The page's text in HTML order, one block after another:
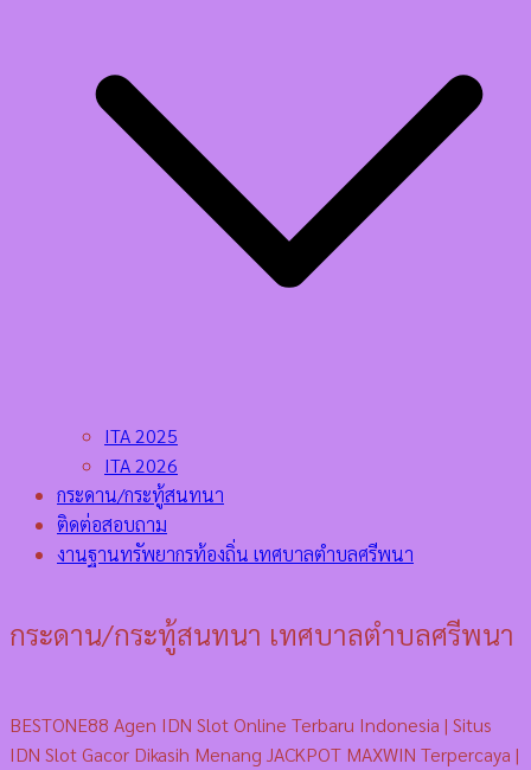
ITA 2025
ITA 2026
กระดาน/กระทู้สนทนา
ติดต่อสอบถาม
งานฐานทรัพยากรท้องถิ่น เทศบาลตำบลศรีพนา
กระดาน/กระทู้สนทนา เทศบาลตำบลศรีพนา
BESTONE88 Agen IDN Slot Online Terbaru Indonesia | Situs
IDN Slot Gacor Dikasih Menang JACKPOT MAXWIN Terpercaya |